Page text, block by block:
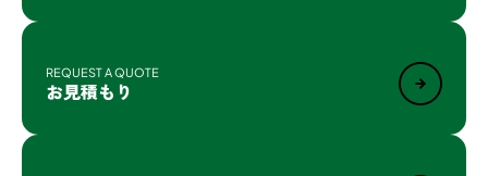
REQUEST A QUOTE
お見積もり